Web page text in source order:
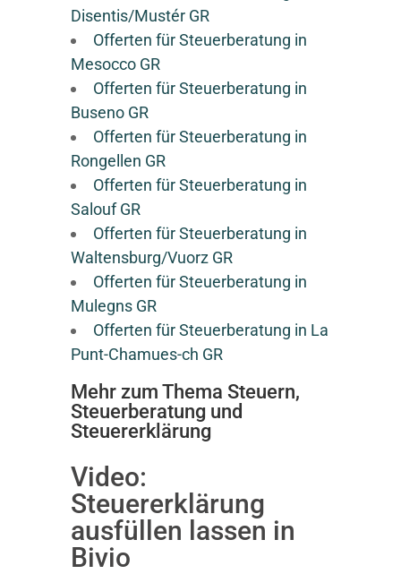
Disentis/Mustér GR
Offerten für Steuerberatung in
Mesocco GR
Offerten für Steuerberatung in
Buseno GR
Offerten für Steuerberatung in
Rongellen GR
Offerten für Steuerberatung in
Salouf GR
Offerten für Steuerberatung in
Waltensburg/Vuorz GR
Offerten für Steuerberatung in
Mulegns GR
Offerten für Steuerberatung in La
Punt-Chamues-ch GR
Mehr zum Thema Steuern,
Steuerberatung und
Steuererklärung
Video:
Steuererklärung
ausfüllen lassen in
Bivio